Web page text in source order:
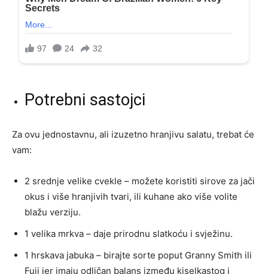
Potrebni sastojci
Za ovu jednostavnu, ali izuzetno hranjivu salatu, trebat će
vam:
2 srednje velike cvekle – možete koristiti sirove za jači
okus i više hranjivih tvari, ili kuhane ako više volite
blažu verziju.
1 velika mrkva – daje prirodnu slatkoću i svježinu.
1 hrskava jabuka – birajte sorte poput Granny Smith ili
Fuji jer imaju odličan balans između kiselkastog i